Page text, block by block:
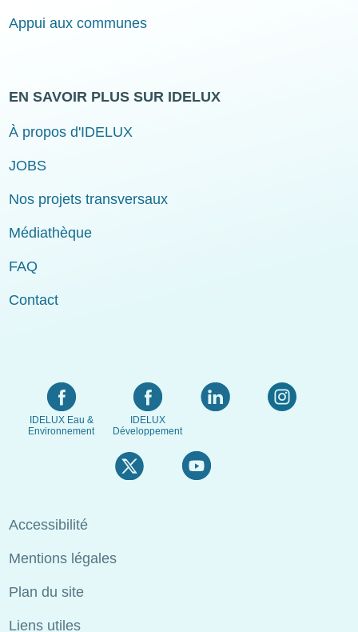
Appui aux communes
EN SAVOIR PLUS SUR IDELUX
À propos d'IDELUX
JOBS
Nos projets transversaux
Médiathèque
FAQ
Contact
IDELUX Eau &
Environnement
IDELUX
Développement
Menu
Pied
de
page
Accessibilité
Mentions légales
Plan du site
Liens utiles